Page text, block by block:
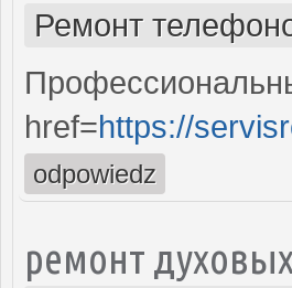
Ремонт
href=https://
odpowiedz
ремонт